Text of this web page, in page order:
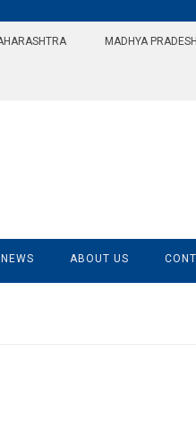
MADHYA PRADESH
NEWS ABOUT US